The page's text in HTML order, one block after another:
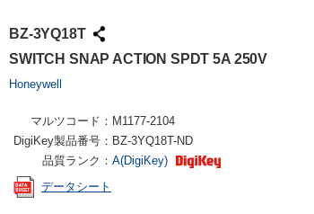
BZ-3YQ18T
SWITCH SNAP ACTION SPDT 5A 250V
Honeywell
マルツコード： M1177-2104
DigiKey製品番号： BZ-3YQ18T-ND
品質ランク： A(DigiKey)
データシート